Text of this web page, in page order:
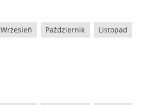
Wrzesień Październik Listopad